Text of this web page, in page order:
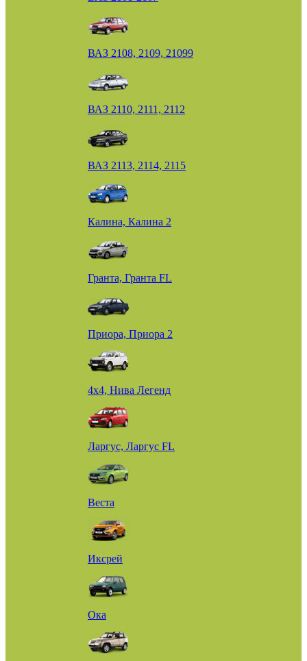
ВАЗ 2108, 2109, 21099
ВАЗ 2110, 2111, 2112
ВАЗ 2113, 2114, 2115
Калина, Калина 2
Гранта, Гранта FL
Приора, Приора 2
4х4, Нива Легенд
Ларгус, Ларгус FL
Веста
Иксрей
Ока